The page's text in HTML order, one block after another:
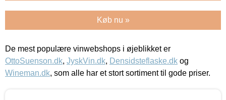
Køb nu »
De mest populære vinwebshops i øjeblikket er
OttoSuenson.dk, JyskVin.dk, Densidsteflaske.dk og
Wineman.dk, som alle har et stort sortiment til gode priser.